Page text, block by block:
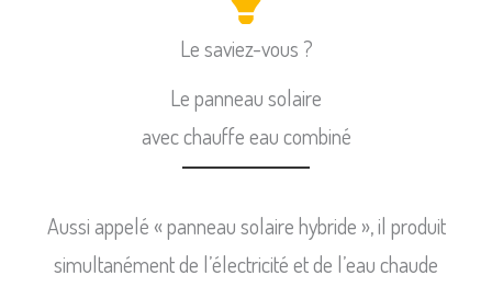
Le saviez-vous ?
Le panneau solaire
avec chauffe eau combiné
Aussi appelé « panneau solaire hybride », il produit
simultanément de l’électricité et de l’eau chaude